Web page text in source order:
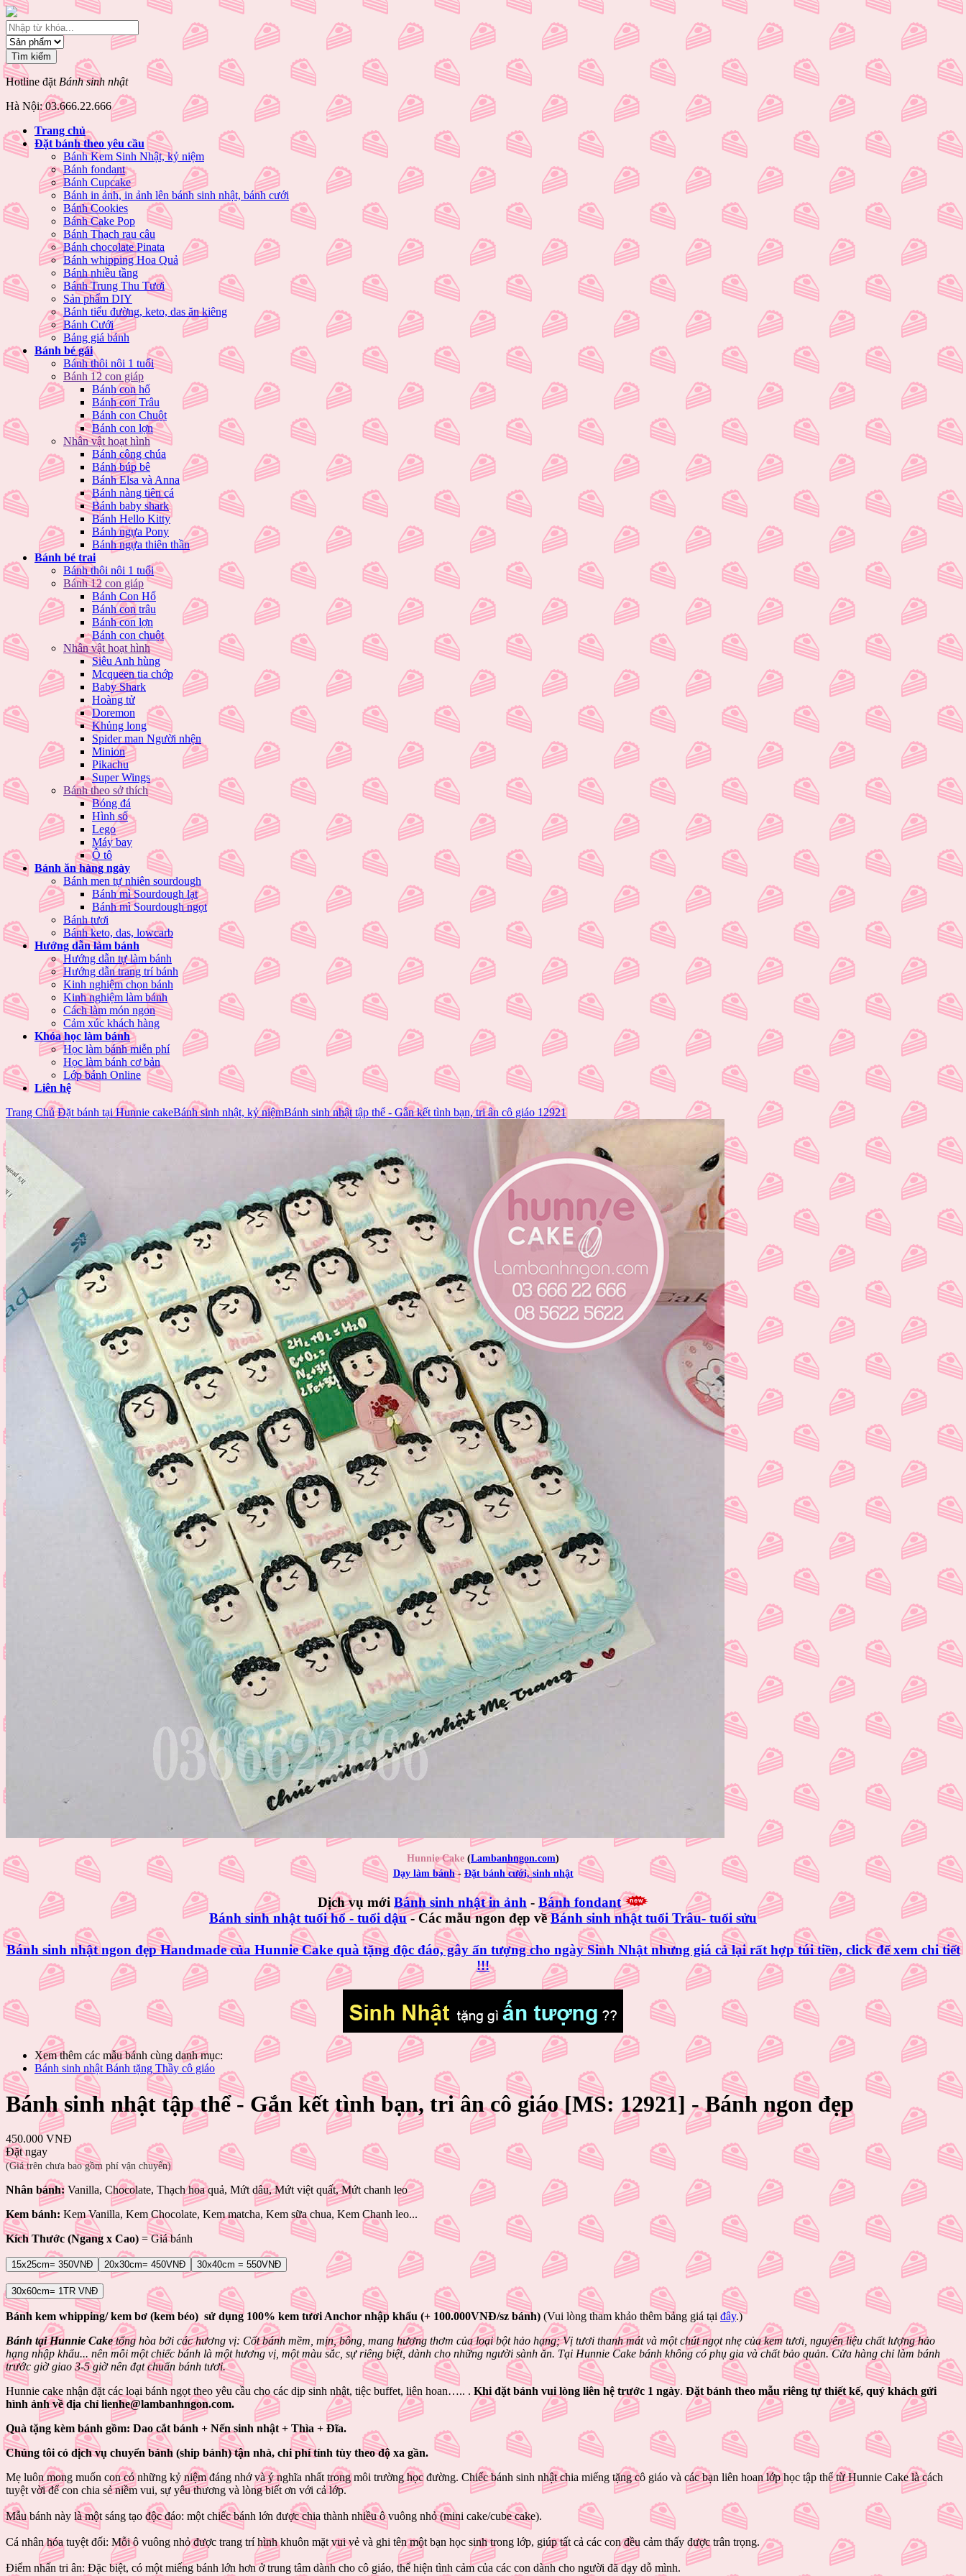
Hotline đặt Bánh sinh nhật
Hà Nội: 03.666.22.666
Trang chủ
Đặt bánh theo yêu cầu
Bánh Kem Sinh Nhật, kỷ niệm
Bánh fondant
Bánh Cupcake
Bánh in ảnh, in ảnh lên bánh sinh nhật, bánh cưới
Bánh Cookies
Bánh Cake Pop
Bánh Thạch rau câu
Bánh chocolate Pinata
Bánh whipping Hoa Quả
Bánh nhiều tầng
Bánh Trung Thu Tươi
Sản phẩm DIY
Bánh tiểu đường, keto, das ăn kiêng
Bánh Cưới
Bảng giá bánh
Bánh bé gái
Bánh thôi nôi 1 tuổi
Bánh 12 con giáp
Bánh con hổ
Bánh con Trâu
Bánh con Chuột
Bánh con lợn
Nhân vật hoạt hình
Bánh công chúa
Bánh búp bê
Bánh Elsa và Anna
Bánh nàng tiên cá
Bánh baby shark
Bánh Hello Kitty
Bánh ngựa Pony
Bánh ngựa thiên thần
Bánh bé trai
Bánh thôi nôi 1 tuổi
Bánh 12 con giáp
Bánh Con Hổ
Bánh con trâu
Bánh con lợn
Bánh con chuột
Nhân vật hoạt hình
Siêu Anh hùng
Mcqueen tia chớp
Baby Shark
Hoàng tử
Doremon
Khủng long
Spider man Người nhện
Minion
Pikachu
Super Wings
Bánh theo sở thích
Bóng đá
Hình số
Lego
Máy bay
Ô tô
Bánh ăn hàng ngày
Bánh men tự nhiên sourdough
Bánh mì Sourdough lạt
Bánh mì Sourdough ngọt
Bánh tươi
Bánh keto, das, lowcarb
Hướng dẫn làm bánh
Hướng dẫn tự làm bánh
Hướng dẫn trang trí bánh
Kinh nghiệm chọn bánh
Kinh nghiệm làm bánh
Cách làm món ngon
Cảm xúc khách hàng
Khóa học làm bánh
Học làm bánh miễn phí
Học làm bánh cơ bản
Lớp bánh Online
Liên hệ
Trang Chủ Đặt bánh tại Hunnie cakeBánh sinh nhật, kỷ niệmBánh sinh nhật tập thể - Gắn kết tình bạn, tri ân cô giáo 12921
Hunnie Cake (Lambanhngon.com)
Dạy làm bánh- Đặt bánh cưới, sinh nhật
Dịch vụ mới Bánh sinh nhật in ảnh - Bánh fondant
Bánh sinh nhật tuổi hổ - tuổi dậu- Các mẫu ngon đẹp vềBánh sinh nhật tuổi Trâu- tuổi sửu
Bánh sinh nhật ngon đẹpHandmade của Hunnie Cakequà tặng độc đáo, gây ấn tượng cho ngàySinh Nhậtnhưng giá cả lại rất hợp túi tiền, click để xem chi tiết
!!!
Xem thêm các mẫu bánh cùng danh mục:
Bánh sinh nhật Bánh tặng Thầy cô giáo
Bánh sinh nhật tập thể - Gắn kết tình bạn, tri ân cô giáo [MS: 12921] - Bánh ngon đẹp
450.000 VNĐ
Đặt ngay
(Giá trên chưa bao gồm phí vận chuyển)
Nhân bánh: Vanilla, Chocolate, Thạch hoa quả, Mứt dâu, Mứt việt quất, Mứt chanh leo
Kem bánh: Kem Vanilla, Kem Chocolate, Kem matcha, Kem sữa chua, Kem Chanh leo...
Kích Thước (Ngang x Cao) = Giá bánh
15x25cm= 350VNĐ 20x30cm= 450VNĐ 30x40cm = 550VNĐ
30x60cm= 1TR VNĐ
Bánh kem whipping/ kem bơ (kem béo) sử dụng 100% kem tươi Anchor nhập khẩu (+ 100.000VNĐ/sz bánh) (Vui lòng tham khảo thêm bảng giá tại đây.)
Bánh tại Hunnie Caketổng hòa bởi các hương vị: Cốt bánh mềm, mịn, bông, mang hương thơm của loại bột hảo hạng; Vị tươi thanh mát và một chút ngọt nhẹ của kem tươi, nguyên liệu chất lượng hảo
hạng nhập khẩu... nên mỗi một chiếc bánh là một hương vị, một màu sắc, sự riêng biệt, dành cho những người sành ăn. Tại Hunnie Cake bánh không có phụ gia và chất bảo quản. Cửa hàng chỉ làm bánh
trước giờ giao 3-5 giờ nên đạt chuẩn bánh tươi.
Hunnie cake nhận đặt các loại bánh ngọt theo yêu cầu cho các dịp sinh nhật, tiệc buffet, liên hoan….. . Khi đặt bánh vui lòng liên hệ trước 1 ngày. Đặt bánh theo mẫu riêng tự thiết kế, quý khách gửi
hình ảnh về địa chỉ lienhe@lambanhngon.com.
Quà tặng kèm bánh gồm: Dao cắt bánh + Nến sinh nhật + Thìa + Đĩa.
Chúng tôi có dịch vụ chuyển bánh (ship bánh) tận nhà, chi phí tính tùy theo độ xa gần.
Mẹ luôn mong muốn con có những kỷ niệm đáng nhớ và ý nghĩa nhất trong môi trường học đường. Chiếc bánh sinh nhật chia miếng tặng cô giáo và các bạn liên hoan lớp học tập thể từ Hunnie Cake là cách
tuyệt vời để con chia sẻ niềm vui, sự yêu thương và lòng biết ơn với cả lớp.
Mẫu bánh này là một sáng tạo độc đáo: một chiếc bánh lớn được chia thành nhiều ô vuông nhỏ (mini cake/cube cake).
Cá nhân hóa tuyệt đối: Mỗi ô vuông nhỏ được trang trí hình khuôn mặt vui vẻ và ghi tên một bạn học sinh trong lớp, giúp tất cả các con đều cảm thấy được trân trọng.
Điểm nhấn tri ân: Đặc biệt, có một miếng bánh lớn hơn ở trung tâm dành cho cô giáo, thể hiện tình cảm của các con dành cho người đã dạy dỗ mình.